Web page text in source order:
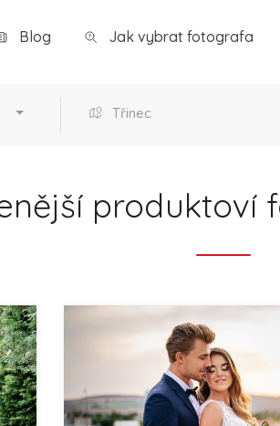
Blog Jak vybrat fotografa
Třinec
produktoví